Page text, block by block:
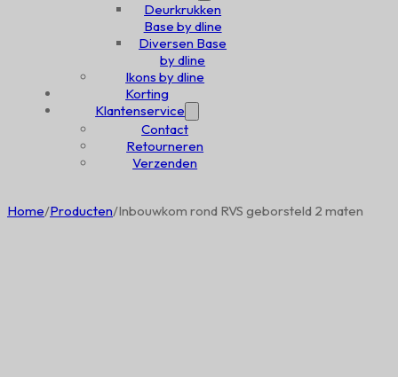
Deurkrukken
Base by dline
Diversen Base
by dline
Ikons by dline
Korting
Klantenservice
Contact
Retourneren
Verzenden
Home/Producten/Inbouwkom rond RVS geborsteld 2 maten